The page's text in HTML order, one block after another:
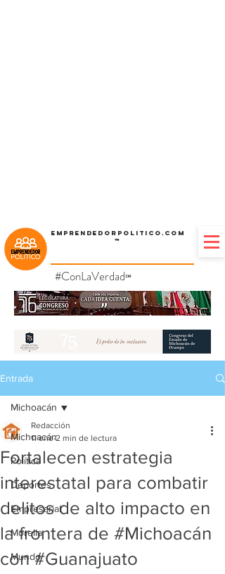
Emprendedorpolitico.com
™
#ConLaVerdad℠
Entrada
Michoacán
Política
Deportes
Empresarial
Morelia
Mundo
Michoacán
Fortalecen estrategia
interestatal para combatir
delitos de alto impacto en
la frontera de #Michoacán
con #Guanajuato
Redacción
11 ene 2 min de lectura